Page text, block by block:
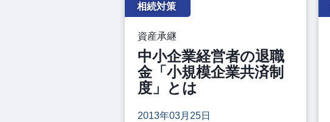
相続対策
資産承継
中小企業経営者の退職
金「小規模企業共済制
度」とは
2013年03月25日